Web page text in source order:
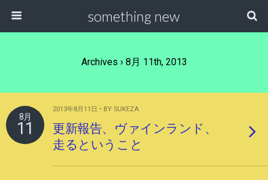
something new
Archives › 8月 11th, 2013
8月
11
2013年8月11日 • BY SUKEZA
更新報告、ヴァインランド、
走るということ